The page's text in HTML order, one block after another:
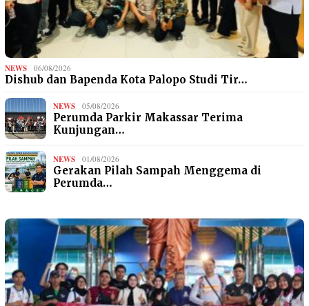
NEWS 06/08/2026
Dishub dan Bapenda Kota Palopo Studi Tir…
NEWS 05/08/2026
Perumda Parkir Makassar Terima
Kunjungan…
NEWS 01/08/2026
Gerakan Pilah Sampah Menggema di
Perumda…